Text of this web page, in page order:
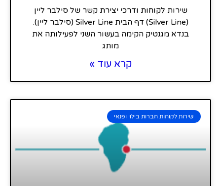
שירות לקוחות ודרכי יצירת קשר של סילבר ליין
(Silver Line) דף הבית Silver Line (סילבר ליין).
בנדא מגנטיק הקימה בעשור השני לפעילותה את
מותג
קרא עוד »
שירות לקוחות חברות בילוי ופנאי